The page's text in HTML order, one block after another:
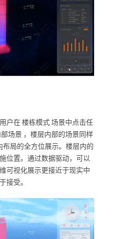
户在 楼栋模式 场景中点击任
场景 ，楼层内部的场景同样
局的全方位展示。楼层内的
位置。通过数据驱动，可以
可视化展示更接近于现实中
接受。